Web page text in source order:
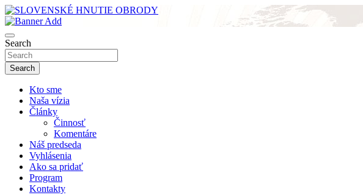
Skip
to
content
SLOVENSKÉ HNUTIE OBRODY
Search
Search
Kto sme
Naša vízia
Články
Činnosť
Komentáre
Náš predseda
Vyhlásenia
Ako sa pridať
Program
Kontakty